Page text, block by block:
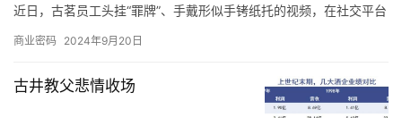
近日，古茗员工头挂“罪牌”、手戴形似手铐纸托的视频，在社交平台
至于上海，王云安认为该市场毗邻浙江，因此会有一定的消费者基
收益更难做好，“我们在进省会城市，以及大的一线城市的时候，我
们一定是做好准备了再去的，比如上海的消费者到底要什么，我们
商业密码 2024年9月20日
古井教父悲情收场